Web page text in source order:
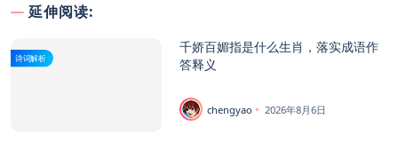
延伸阅读:
诗词解析
千娇百媚指是什么生肖，落实成语作
答释义
chengyao 2026年8月6日